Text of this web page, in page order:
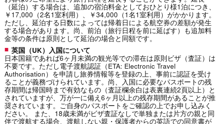
（延泊）する場合は、追加の宿泊料金としておひとり様1泊につき、
￥17,000（2名1室利用）、￥34,000（1名1室利用）がかかります。
ただし、延泊する日数によっては帰着日による航空券の差額が発生
する場合があります。尚、前泊（旅行日程を前に延ばす）も追加料
金等の条件は原則として延泊の場合と同額です。
英国（UK）入国について
日本国籍であれば6ヶ月未満の観光等での滞在は原則ビザ（査証）は
不要です。ただし電子渡航認証（ETA: Electronic Travel
Authorisation）を申請し旅券情報等を登録の上、事前に認証を受け
ることが義務づけられています。尚、入国に必要なパスポートの残
存期間は帰国時まで有効なもの（査証欄余白は表裏連続2頁以上）と
されていますが、万が一に備え6ヶ月以上の残存期間があることが推
奨されています。ご自身のパスポートをご確認の上でお申し込みく
ださい。 また、18歳未満がビザ査証なしで単独または片方の親と同
伴で渡航する場合、渡航しない親・保護者からの英語での同意書が